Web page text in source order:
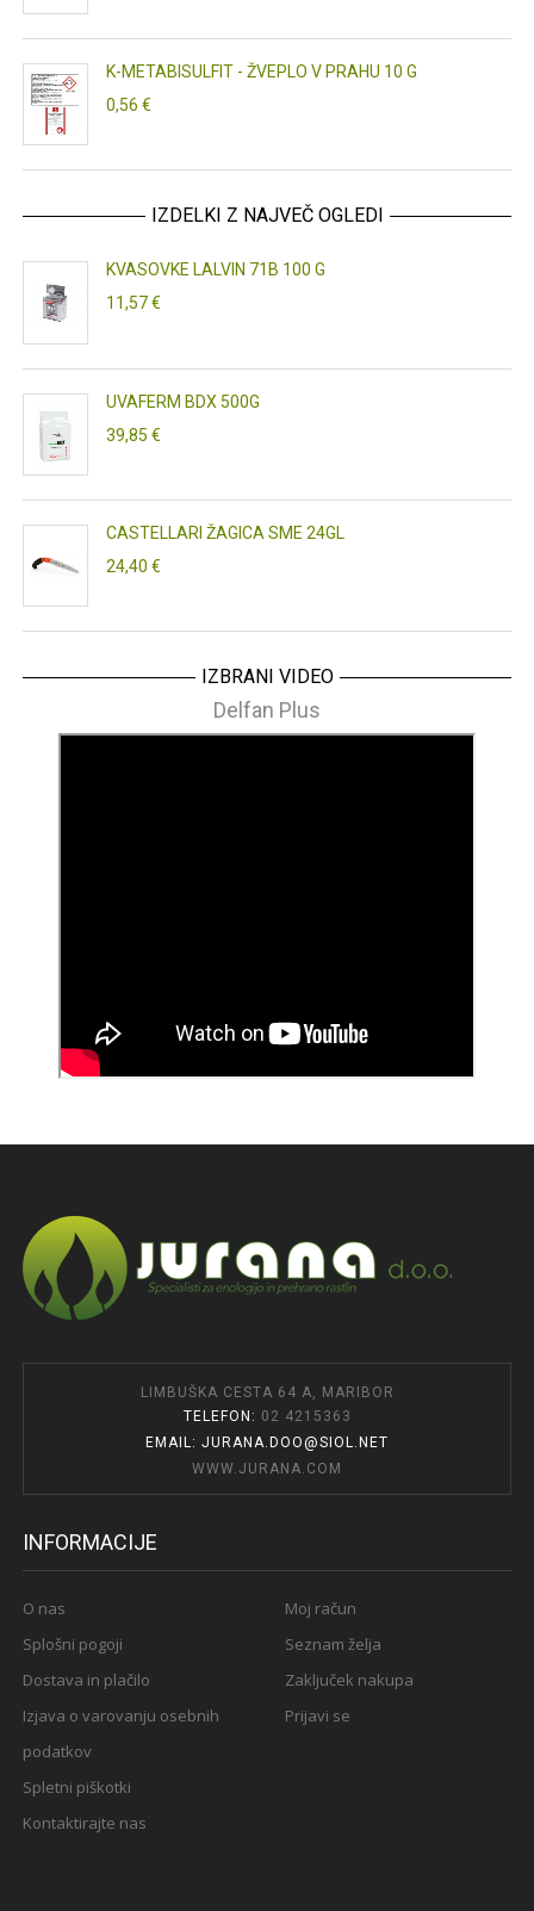
K-METABISULFIT - ŽVEPLO V PRAHU 10 G
0,56 €
IZDELKI Z NAJVEČ OGLEDI
KVASOVKE LALVIN 71B 100 G
11,57 €
UVAFERM BDX 500G
39,85 €
CASTELLARI ŽAGICA SME 24GL
24,40 €
IZBRANI VIDEO
Delfan Plus
LIMBUŠKA CESTA 64 A, MARIBOR
TELEFON: 02 4215363
EMAIL: JURANA.DOO@SIOL.NET
WWW.JURANA.COM
INFORMACIJE
O nas
Splošni pogoji
Dostava in plačilo
Izjava o varovanju osebnih
podatkov
Spletni piškotki
Kontaktirajte nas
Moj račun
Seznam želja
Zaključek nakupa
Prijavi se